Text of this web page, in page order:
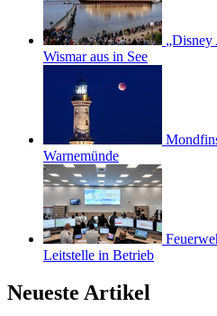
„Disney
Wismar aus in See
Warnemünde
Leitstelle in Betrieb
Neueste Artikel